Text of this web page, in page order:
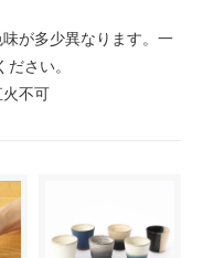
が多少異なります。一
さい。
不可